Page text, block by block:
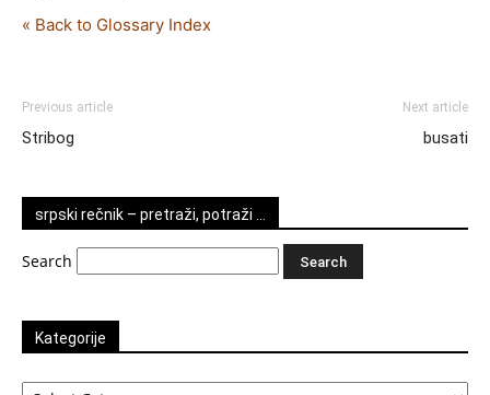
« Back to Glossary Index
Previous article
Stribog
Next article
busati
srpski rečnik – pretraži, potraži …
Search
Kategorije
Kategorije